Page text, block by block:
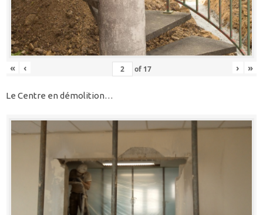
« ‹ of 17 › »
Le Centre en démolition…